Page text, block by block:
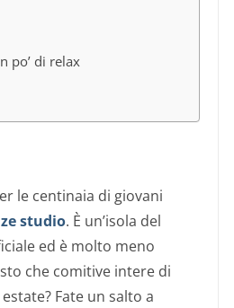
po’ di relax
le centinaia di giovani
studio. È un’isola del
ed è molto meno
che comitive intere di
Fate un salto a